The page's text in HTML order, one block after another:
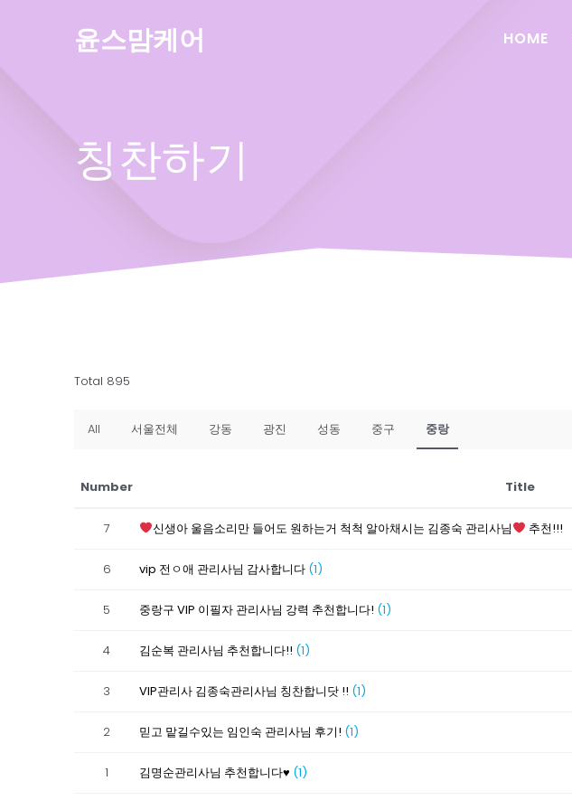
윤스맘케어 HOME
칭찬하기
Total 895
All 서울전체 강동 광진 성동 중구 중랑
Number Title
7 신생아 울음소리만 들어도 원하는거 척척 알아채시는 김종숙 관리사님 추천!!!
6 vip 전ㅇ애 관리사님 감사합니다 (1)
5 중랑구 VIP 이필자 관리사님 강력 추천합니다! (1)
4 김순복 관리사님 추천합니다!! (1)
3 VIP관리사 김종숙관리사님 칭찬합니닷 !! (1)
2 믿고 맡길수있는 임인숙 관리사님 후기! (1)
1 김명순관리사님 추천합니다♥ (1)